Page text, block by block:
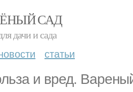
САД
дачи и сада
статьи
и вред.